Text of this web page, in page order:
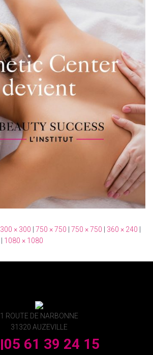
300 × 300 750 × 750 750 × 750 360 × 240
1080 × 1080
1 ROUTE DE NARBONNE
31320 AUZEVILLE
05 61 39 24 15